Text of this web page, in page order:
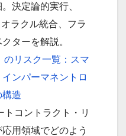
決定論的実行、
ラクル統合、フラ
ターを解説。
のリスク一覧：スマ
ンパーマネントロ
構造
コントラクト・リ
用領域でどのよう